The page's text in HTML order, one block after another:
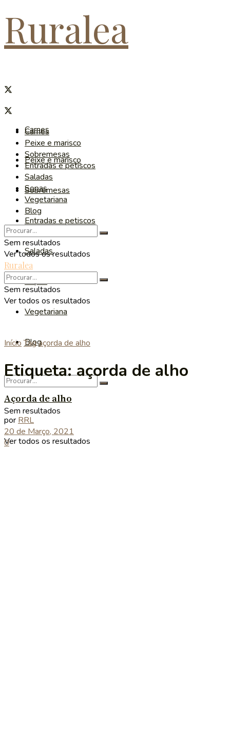
Ruralea
Carnes
Peixe e marisco
Sobremesas
Entradas e petiscos
Saladas
Sopas
Vegetariana
Blog
Sem resultados
Ver todos os resultados
Carnes
Peixe e marisco
Sobremesas
Entradas e petiscos
Saladas
Sopas
Vegetariana
Blog
Sem resultados
Ver todos os resultados
Ruralea
Sem resultados
Ver todos os resultados
Início Tagaçorda de alho
Etiqueta:açorda de alho
Açorda de alho
por RRL
20 de Março, 2021
0